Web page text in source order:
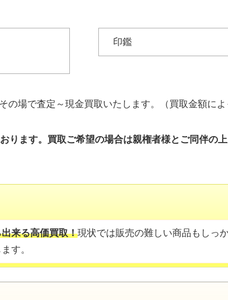
印鑑
の場で査定～現金買取いたします。（買取金額に
ります。買取ご希望の場合は親権者様とご同伴の
来る高価買取！現状では販売の難しい商品もしっ
す。